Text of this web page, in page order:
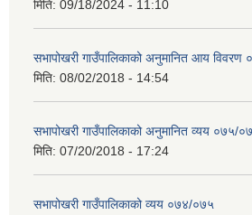
मिति: 09/18/2024 - 11:10
सभापोखरी गाउँपालिकाको अनुमानित आय विवरण
मिति: 08/02/2018 - 14:54
सभापोखरी गाउँपालिकाको अनुमानित व्यय ०७५/
मिति: 07/20/2018 - 17:24
सभापोखरी गाउँपालिकाको व्यय ०७४/०७५